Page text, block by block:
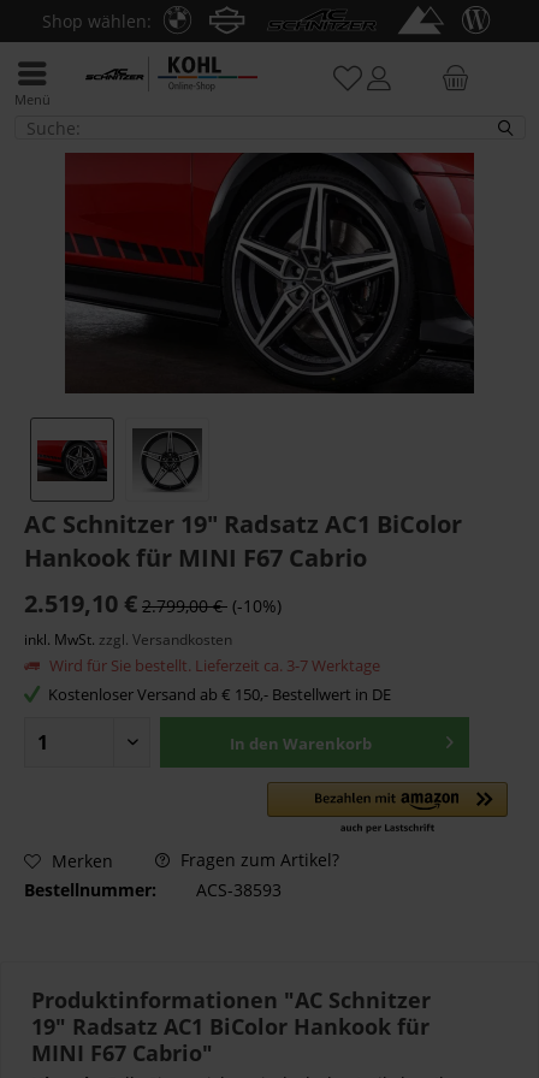
Shop wählen:
Menü
PKW
AC Schnitzer 19" Radsatz AC1 BiColor
Hankook für MINI F67 Cabrio
2.519,10 € 2.799,00 € (-10%)
inkl. MwSt. zzgl. Versandkosten
Wird für Sie bestellt. Lieferzeit ca. 3-7 Werktage
Kostenloser Versand ab € 150,- Bestellwert in DE
In den Warenkorb
Merken
Fragen zum Artikel?
Bestellnummer:
ACS-38593
Produktinformationen "AC Schnitzer
19" Radsatz AC1 BiColor Hankook für
MINI F67 Cabrio"